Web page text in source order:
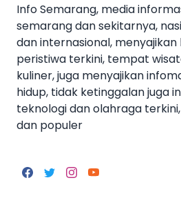
Info Semarang, media
semarang dan sekitarnya,
dan internasional,
peristiwa terkini, tempat
kuliner, juga menyajikan
hidup, tidak ketinggalan juga
teknologi dan olahraga
dan populer